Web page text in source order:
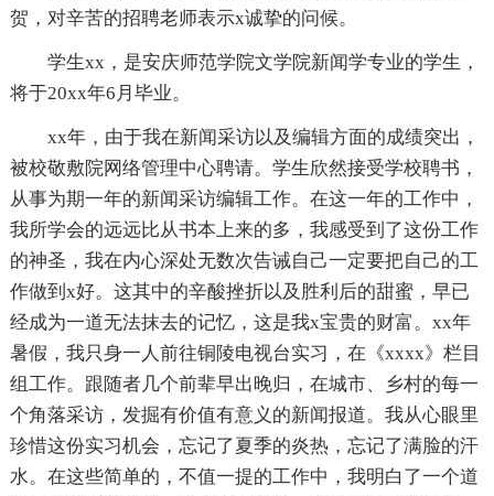
贺，对辛苦的招聘老师表示x诚挚的问候。
学生xx，是安庆师范学院文学院新闻学专业的学生，
将于20xx年6月毕业。
xx年，由于我在新闻采访以及编辑方面的成绩突出，
被校敬敷院网络管理中心聘请。学生欣然接受学校聘书，
从事为期一年的新闻采访编辑工作。在这一年的工作中，
我所学会的远远比从书本上来的多，我感受到了这份工作
的神圣，我在内心深处无数次告诫自己一定要把自己的工
作做到x好。这其中的辛酸挫折以及胜利后的甜蜜，早已
经成为一道无法抹去的记忆，这是我x宝贵的财富。xx年
暑假，我只身一人前往铜陵电视台实习，在《xxxx》栏目
组工作。跟随者几个前辈早出晚归，在城市、乡村的每一
个角落采访，发掘有价值有意义的新闻报道。我从心眼里
珍惜这份实习机会，忘记了夏季的炎热，忘记了满脸的汗
水。在这些简单的，不值一提的工作中，我明白了一个道